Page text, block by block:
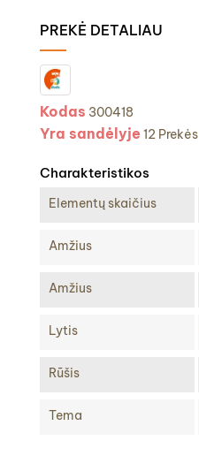
PREKĖ DETALIAU
Kodas 300418
Yra sandėlyje 12 Prekės
Charakteristikos
Elementų skaičius
Amžius
Amžius
Lytis
Rūšis
Tema